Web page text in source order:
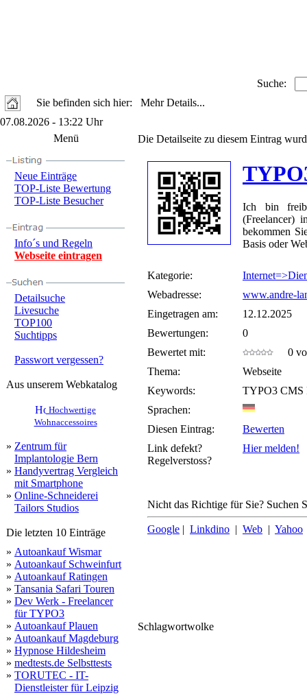
Suche:
Sie befinden sich hier: Mehr Details...
07.08.2026 - 13:22 Uhr
Menü
Neue Einträge
TOP-Liste Bewertung
TOP-Liste Besucher
Info´s und Regeln
Webseite eintragen
Detailsuche
Livesuche
TOP100
Suchtipps
Passwort vergessen?
Aus unserem Webkatalog
Hochwertige
Wohnaccessoires
» Zentrum für
Implantologie Bern
» Handyvertrag Vergleich
mit Smartphone
» Online-Schneiderei
Tailors Studios
Die letzten 10 Einträge
» Autoankauf Wismar
» Autoankauf Schweinfurt
» Autoankauf Ratingen
» Tansania Safari Touren
» Dev Werk - Freelancer
für TYPO3
» Autoankauf Plauen
» Autoankauf Magdeburg
» Hypnose Hildesheim
» medtests.de Selbsttests
» TORUTEC - IT-
Dienstleister für Leipzig
Die Detailseite zu diesem Eintrag
Ich bin
(Freelancer)
bekommen
Basis oder
Kategorie:
Webadresse:
www.andre-
Eingetragen am:
12.12.2025
Bewertungen:
0
Bewertet mit:
0
Thema:
Webseite
Keywords:
TYPO3 CMS
Sprachen:
Diesen Eintrag:
Bewerten
Link defekt?
Regelverstoss?
Hier melden!
Nicht das Richtige für Sie? Suchen
Google | Linkdino | Web | Yahoo
Schlagwortwolke
typo3